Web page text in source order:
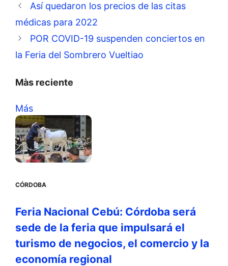
Así quedaron los precios de las citas
médicas para 2022
POR COVID-19 suspenden conciertos en
la Feria del Sombrero Vueltiao
Màs reciente
Más
CÓRDOBA
Feria Nacional Cebú: Córdoba será
sede de la feria que impulsará el
turismo de negocios, el comercio y la
economía regional